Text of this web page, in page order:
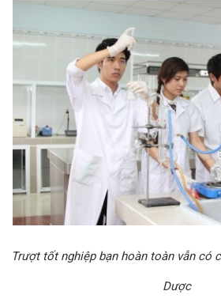
Trượt tốt nghiệp bạn hoàn toàn vẫn có
Dược